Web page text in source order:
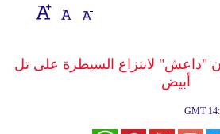
إقتصاد
وموسيقى
"داعش" لانتزاع السيطرة على تل
أبيض
GMT